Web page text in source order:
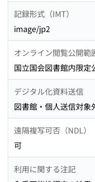
記録形式（IMT）
image/jp2
オンライン閲覧公開範
国立国会図書館内限定
デジタル化資料送信
図書館・個人送信対象
遠隔複写可否（NDL）
可
利用に関する注記